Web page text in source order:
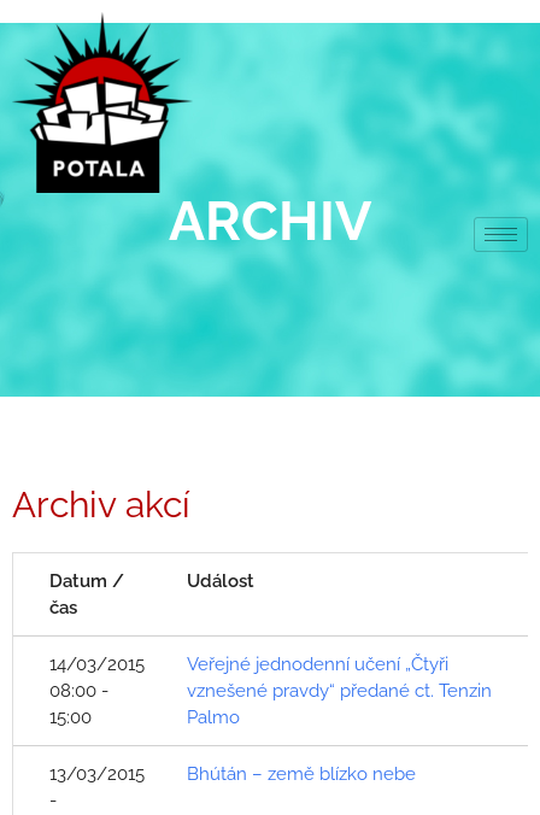
obsah
ARCHIV
Archiv akcí
Datum /
čas
Událost
14/03/2015
08:00 -
15:00
Veřejné jednodenní učení „Čtyři
vznešené pravdy“ předané ct. Tenzin
Palmo
13/03/2015
-
Bhútán – země blízko nebe